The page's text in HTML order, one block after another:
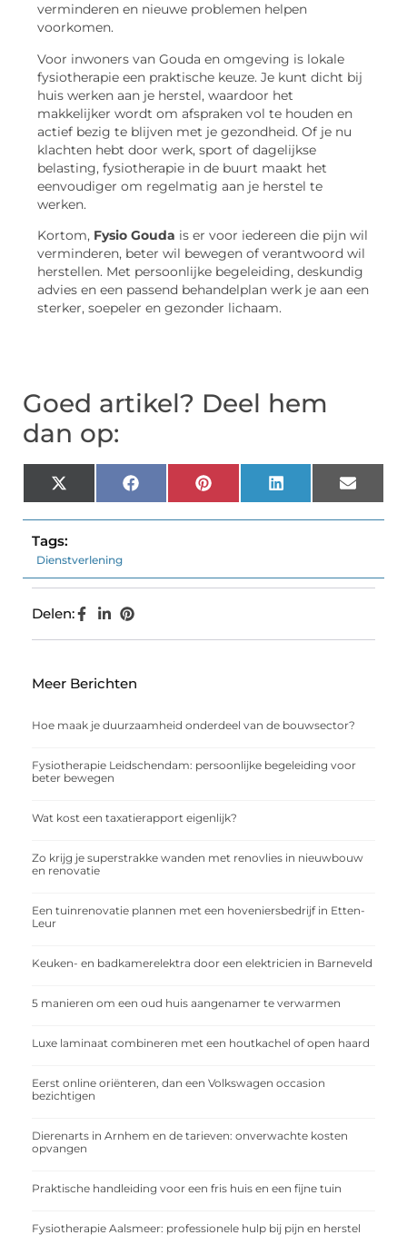
verminderen en nieuwe problemen helpen
voorkomen.
Voor inwoners van Gouda en omgeving is lokale
fysiotherapie een praktische keuze. Je kunt dicht bij
huis werken aan je herstel, waardoor het
makkelijker wordt om afspraken vol te houden en
actief bezig te blijven met je gezondheid. Of je nu
klachten hebt door werk, sport of dagelijkse
belasting, fysiotherapie in de buurt maakt het
eenvoudiger om regelmatig aan je herstel te
werken.
Kortom, Fysio Gouda is er voor iedereen die pijn wil
verminderen, beter wil bewegen of verantwoord wil
herstellen. Met persoonlijke begeleiding, deskundig
advies en een passend behandelplan werk je aan een
sterker, soepeler en gezonder lichaam.
Goed artikel? Deel hem
dan op:
X
(Twitter)
FacebookPinterest LinkedIn Email
Tags:
Dienstverlening
Delen:
Meer Berichten
Hoe maak je duurzaamheid onderdeel van de bouwsector?
Fysiotherapie Leidschendam: persoonlijke begeleiding voor
beter bewegen
Wat kost een taxatierapport eigenlijk?
Zo krijg je superstrakke wanden met renovlies in nieuwbouw
en renovatie
Een tuinrenovatie plannen met een hoveniersbedrijf in Etten-
Leur
Keuken- en badkamerelektra door een elektricien in Barneveld
5 manieren om een oud huis aangenamer te verwarmen
Luxe laminaat combineren met een houtkachel of open haard
Eerst online oriënteren, dan een Volkswagen occasion
bezichtigen
Dierenarts in Arnhem en de tarieven: onverwachte kosten
opvangen
Praktische handleiding voor een fris huis en een fijne tuin
Fysiotherapie Aalsmeer: professionele hulp bij pijn en herstel